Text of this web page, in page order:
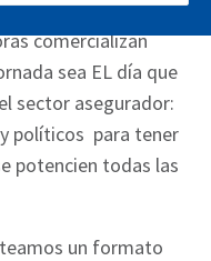
a través de los
comercializan
sea EL día que
sector asegurador:
políticos para tener
potencien todas las
un formato